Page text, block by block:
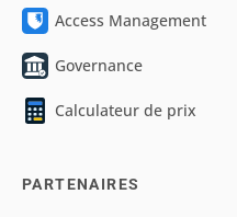
Access Management
Governance
Calculateur de prix
PARTENAIRES